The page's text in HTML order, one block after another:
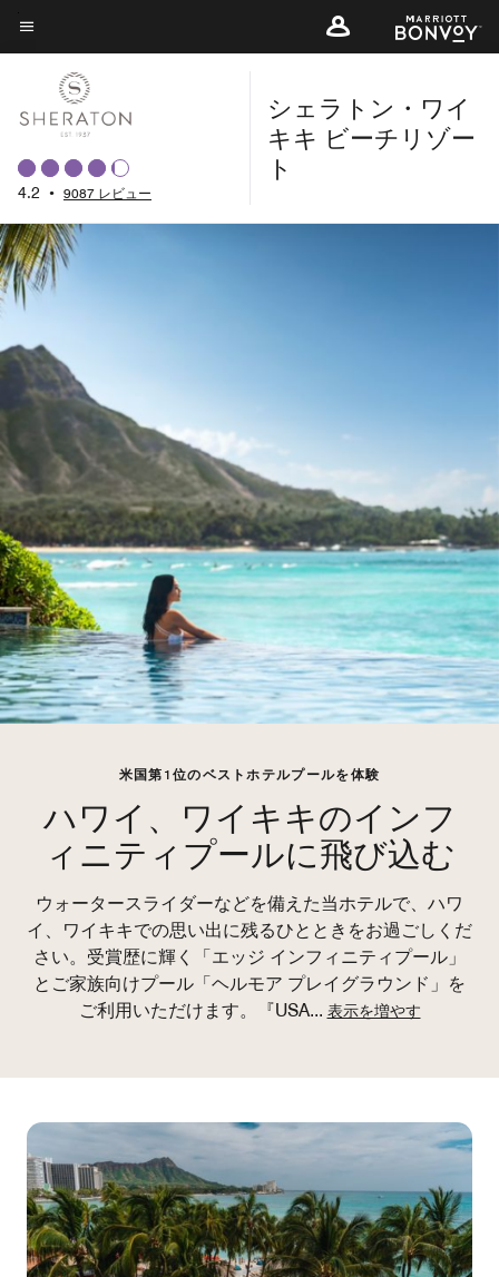
Skip
to
content
メニューのテキスト
4.2 • 9087 レビュー
シェラトン・ワイ
キキ ビーチリゾー
ト
米国第1位のベストホテルプールを体験
ハワイ、ワイキキのインフ
ィニティプールに飛び込む
ウォータースライダーなどを備えた当ホテルで、ハワ
イ、ワイキキでの思い出に残るひとときをお過ごしくだ
さい。受賞歴に輝く「エッジ インフィニティプール」
とご家族向けプール「ヘルモア プレイグラウンド」を
ご利用いただけます。『USA... 表示を増やす